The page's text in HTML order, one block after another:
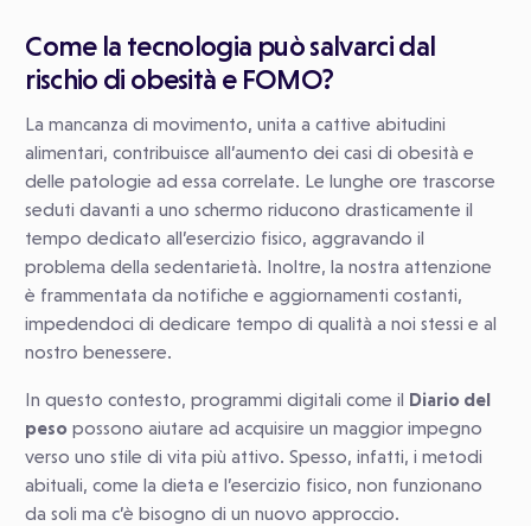
Come la tecnologia può salvarci dal
rischio di obesità e FOMO?
La mancanza di movimento, unita a cattive abitudini
alimentari, contribuisce all’aumento dei casi di obesità e
delle patologie ad essa correlate. Le lunghe ore trascorse
seduti davanti a uno schermo riducono drasticamente il
tempo dedicato all’esercizio fisico, aggravando il
problema della sedentarietà. Inoltre, la nostra attenzione
è frammentata da notifiche e aggiornamenti costanti,
impedendoci di dedicare tempo di qualità a noi stessi e al
nostro benessere.
In questo contesto, programmi digitali come il Diario del
peso possono aiutare ad acquisire un maggior impegno
verso uno stile di vita più attivo. Spesso, infatti, i metodi
abituali, come la dieta e l’esercizio fisico, non funzionano
da soli ma c’è bisogno di un nuovo approccio.